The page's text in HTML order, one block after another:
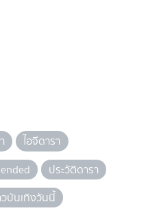
ไอจีดารา
ประวัติดารา
บันเทิงวันนี้